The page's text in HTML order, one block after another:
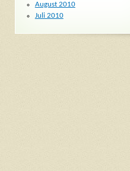
August 2010
Juli 2010